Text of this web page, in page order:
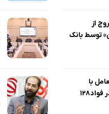
از
توسط بانک
با